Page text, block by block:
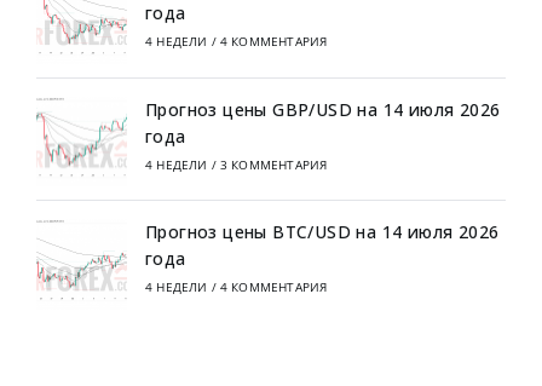
года
4 НЕДЕЛИ / 4 КОММЕНТАРИЯ
Прогноз цены GBP/USD на 14 июля 2026
года
4 НЕДЕЛИ / 3 КОММЕНТАРИЯ
Прогноз цены BTC/USD на 14 июля 2026
года
4 НЕДЕЛИ / 4 КОММЕНТАРИЯ